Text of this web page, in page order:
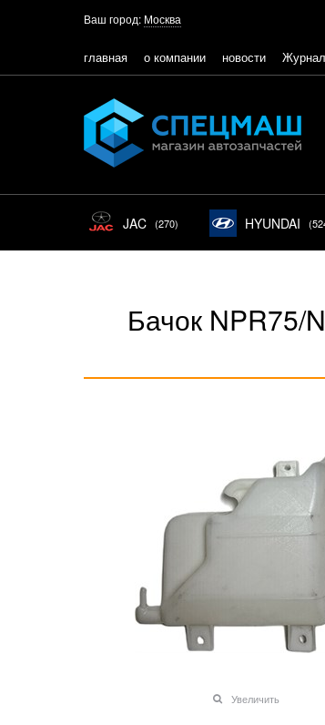
Ваш город: Москва
главная о компании новости Журнал
JAC (270) HYUNDAI
Бачок NPR75/
Увеличить